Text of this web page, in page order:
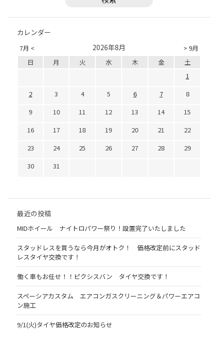
カレンダー
7月 < > 9月
2026年8月
日 月 火 水 木 金
土
1
2
3 4 5 6 7
8
9
10 11 12 13 14
15
16
17 18 19 20 21
22
23
24 25 26 27 28
29
30
31
最近の投稿
MIDホイール ナイトロパワー祭り！設置完了いたしました
スタッドレスを買うなら今月がオトク！ 価格改定前にスタッド
レスタイヤ交換です！
働く車もお任せ！！ピクシスバン タイヤ交換です！
スペーシアカスタム エアコンガスクリーニング＆パワーエアコ
ン施工
9/1(火)タイヤ価格改定のお知らせ